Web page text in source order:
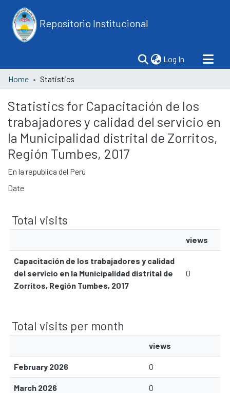
Repositorio Institucional
Log In (current)
Home Statistics
Statistics for Capacitación de los
trabajadores y calidad del servicio en
la Municipalidad distrital de Zorritos,
Región Tumbes, 2017
En la republica del Perú
Date
Total visits
views
Capacitación de los trabajadores y calidad
del servicio en la Municipalidad distrital de
Zorritos, Región Tumbes, 2017
0
Total visits per month
views
February 2026 0
March 2026 0